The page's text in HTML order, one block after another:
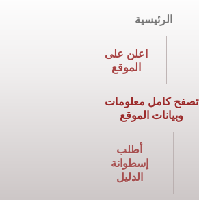
الرئيسية
اعلن على
الموقع
تصفح كامل معلومات
وبيانات الموقع
أطلب
إسطوانة
الدليل